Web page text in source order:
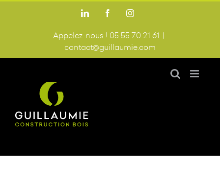
LinkedIn FacebookInstagram
Appelez-nous ! 05 55 70 21 61 |
contact@guillaumie.com